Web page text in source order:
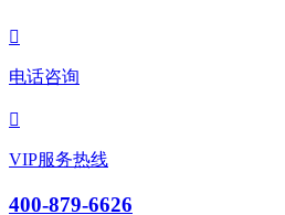

电话咨询

VIP服务热线
400-879-6626